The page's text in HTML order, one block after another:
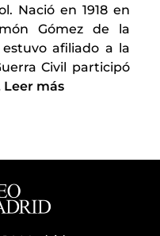
Nació en 1918 en
Gómez de la
afiliado a la
Civil participó
Leer más